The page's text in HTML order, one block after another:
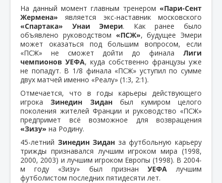
На данный момент главным тренером «Пари-Сент
Жермена» является экс-наставник московского
«Спартака»
Унаи Эмери. Как ранее было
объявлено руководством «ПСЖ», будущее Эмери
может оказаться под большим вопросом, если
«ПСЖ» не сможет дойти до финала Лиги
чемпионов УЕФА, куда собственно французы уже
не попадут. В 1/8 финала «ПСЖ» уступил по сумме
двух матчей именно «Реалу» (1:3, 2:1).
Отмечается, что в годы карьеры действующего
игрокаЗинедин Зиданбыл кумиром целого
поколения жителей Франции и руководство «ПСЖ»
предпримет всё возможное для возвращения
«Зизу» на Родину.
45-летний Зинедин Зидан за футбольную карьеру
трижды признавался лучшим игроком мира (1998,
2000, 2003) и лучшим игроком Европы (1998). В 2004-
м году «Зизу» был признан УЕФАлучшим
футболистом последних пятидесяти лет.